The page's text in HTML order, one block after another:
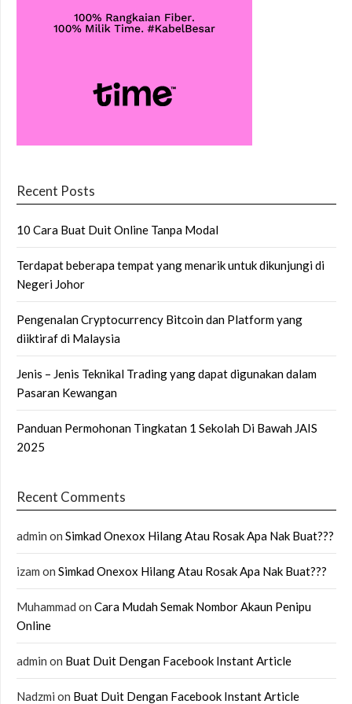
Recent Posts
10 Cara Buat Duit Online Tanpa Modal
Terdapat beberapa tempat yang menarik untuk dikunjungi di
Negeri Johor
Pengenalan Cryptocurrency Bitcoin dan Platform yang
diiktiraf di Malaysia
Jenis – Jenis Teknikal Trading yang dapat digunakan dalam
Pasaran Kewangan
Panduan Permohonan Tingkatan 1 Sekolah Di Bawah JAIS
2025
Recent Comments
admin on Simkad Onexox Hilang Atau Rosak Apa Nak Buat???
izam on Simkad Onexox Hilang Atau Rosak Apa Nak Buat???
Muhammad on Cara Mudah Semak Nombor Akaun Penipu
Online
admin on Buat Duit Dengan Facebook Instant Article
Nadzmi on Buat Duit Dengan Facebook Instant Article